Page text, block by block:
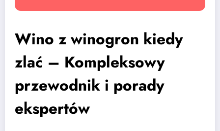
Wino z winogron kiedy
zlać – Kompleksowy
przewodnik i porady
ekspertów